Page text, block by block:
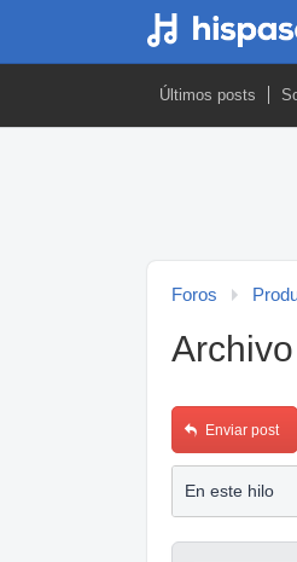
Últimos posts
Foros
Enviar post